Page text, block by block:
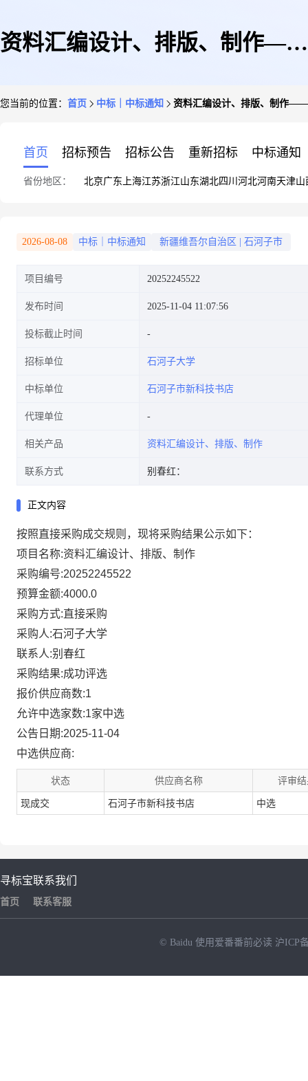
资料汇编设计、排版、制作——
您当前的位置： 首页 中标｜中标通知 资料汇编设计、排版、制作
首页 招标预告 招标公告 重新招标 中标通知
省份地区： 北京广东 上海江苏浙江山东湖北四川 河北河南天津山
2026-08-08 中标｜中标通知 新疆维吾尔自治区 石河子市
项目编号 20252245522
发布时间 2025-11-04 11:07:56
投标截止时间
招标单位 石河子大学
中标单位 石河子市新科技书店
代理单位
相关产品 资料汇编设计、排版、制作
联系方式 别春红：
正文内容
按照直接采购成交规则，现将采购结果公示如下：
项目名称:资料汇编设计、排版、制作
采购编号:20252245522
预算金额:4000.0
采购方式:直接采购
采购人:石河子大学
联系人:别春红
采购结果:成功评选
报价供应商数:1
允许中选家数:1家中选
公告日期:2025-11-04
中选供应商:
状态 供应商名称 评审
现成交 石河子市新科技书店 中选
寻标宝
首页
联系我们
联系客服
© Baidu 使用爱番番前必读 沪ICP